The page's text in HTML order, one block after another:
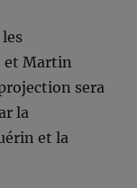
et Martin
sera
la
et la